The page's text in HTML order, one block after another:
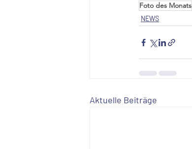
Foto des Monats
NEWS
Aktuelle Beiträge